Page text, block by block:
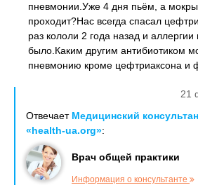
пневмонии.Уже 4 дня пьём, а
проходит?Нас всегда спасал
раз кололи 2 года назад и аллергии
было.Каким другим антибиотиком
пневмонию кроме цефтриаксона и
21
Отвечает Медицинский
«health-ua.org»:
Врач общей практики
Информация о консультанте